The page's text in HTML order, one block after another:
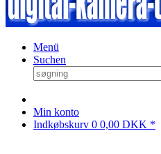
Menü
Suchen
Min konto
Indkøbskurv 0 0,00 DKK *